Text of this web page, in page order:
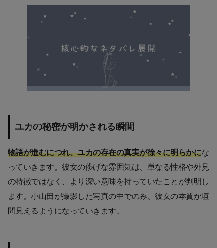
ユカの秘密が明かされる瞬間
物語が進むにつれ、ユカの存在の真実が徐々に明らかにな
っていきます。彼女の儚げな雰囲気は、単なる性格や外見
の特徴ではなく、より深い意味を持っていたことが判明し
ます。小山田が撮影した写真の中でのみ、彼女の本質が垣
間見えるようになっていきます。